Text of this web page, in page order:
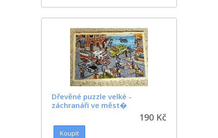
Dřevěné puzzle velké -
záchranáři ve měst�
190 Kč